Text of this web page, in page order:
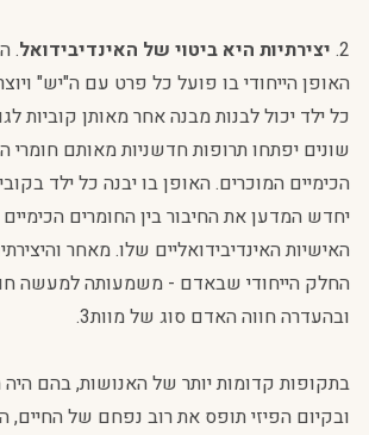
2. יצירתיות היא ביטוי של האינדיבידואל.
האופן הייחודי בו פועל כל פרט עם ה"יש"
כל ילד יכול לבנות מבנה אחר מאותן קוביות
שונים יפתחו תרופות חדשניות מאותם חומרי
הכימיים המוכרים. האופן בו יבנה כל ילד
יחדש המדען את החיבור בין החומרים
האישיות האינדיבידואליים שלו. מאחר
החלק הייחודי שבאדם - משמעותה למעשה
ובהעדרה חווה האדם סוג של מוות3.
בתקופות קדומות יותר של האנושות, בהם
ובקיום הפיזי תופס את רוב נפחם של החיים,